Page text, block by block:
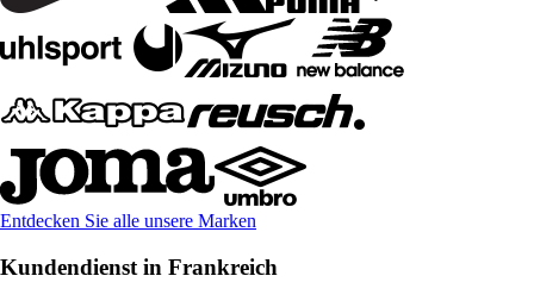
Entdecken Sie alle unsere Marken
Kundendienst in Frankreich